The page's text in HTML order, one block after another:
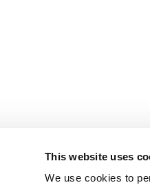
This website uses
We use cookies to